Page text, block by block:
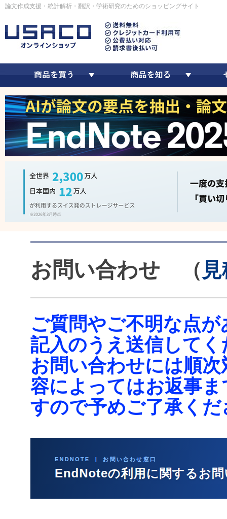
論文作成支援・統計解析・翻訳・学術研究のためのショッピングサイト
お問い合わせ （
ご質問やご不明な点
記入のうえ送信してく
お問い合わせには順
容によってはお返事
すので予めご了承くだ